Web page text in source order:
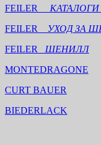
FEILER КАТАЛОГИ
FEILER
УХОД ЗА
FEILER ШЕНИЛЛ
MONTEDRAGONE
CURT BAUER
BIEDERLACK